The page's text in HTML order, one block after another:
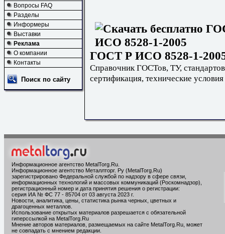
Вопросы FAQ
Разделы
Информеры
Выставки
Реклама
О компании
Контакты
Поиск по сайту
ГОСТ Р ИСО 8528-1-
Справочник ГОСТов, ТУ,
сертификация, технические условия
Информационное агентство MetalTorg.Ru
Информационное агентство Металлторг. Ру (MetalTorg.Ru)
зарегистрировано Федеральной службой по надзору в сфере связи,
информационных технологий и массовых коммуникаций (Роскомнадзор),
регистрационный номер и дата принятия решения о регистрации:
серия ИА № ФС 77 - 85704 от 03 августа 2023 г.
Новости, аналитика, цены, статистика рынка черных, цветных и
драгоценных металлов.
Использование открытых материалов разрешается с обязательной
гиперссылкой на MetalTorg.Ru
Мнение авторов материалов, размещаемых на сайте MetalTorg.Ru, может
не совпадать с мнением редакции.